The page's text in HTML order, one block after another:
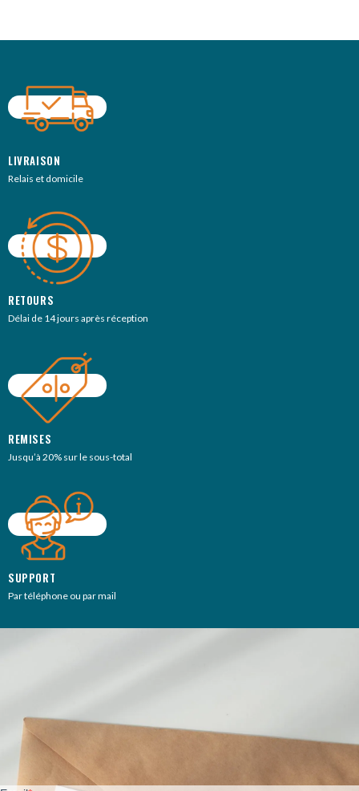
LIVRAISON
Relais et domicile
RETOURS
Délai de 14 jours après réception
REMISES
Jusqu’à 20% sur le sous-total
SUPPORT
Par téléphone ou par mail